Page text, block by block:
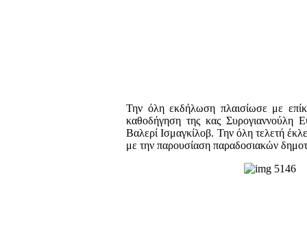
Την όλη εκδήλωση πλαισίωσε με
καθοδήγηση της κας Συρογιαννούλη
Βαλερί Ισμαγκίλοβ. Την όλη τελετή
με την παρουσίαση παραδοσιακών